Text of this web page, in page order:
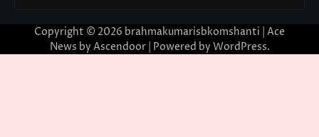
Copyright © 2026 brahmakumarisbkomshanti | Ace
News by Ascendoor| Powered by WordPress.